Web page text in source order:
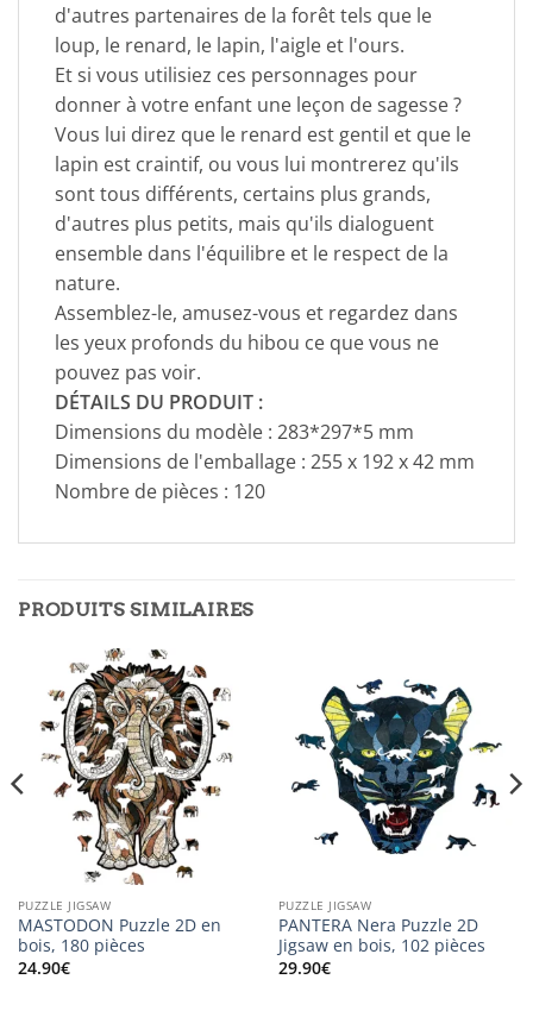
d'autres partenaires de la forêt tels que le
loup, le renard, le lapin, l'aigle et l'ours.
Et si vous utilisiez ces personnages pour
donner à votre enfant une leçon de sagesse ?
Vous lui direz que le renard est gentil et que le
lapin est craintif, ou vous lui montrerez qu'ils
sont tous différents, certains plus grands,
d'autres plus petits, mais qu'ils dialoguent
ensemble dans l'équilibre et le respect de la
nature.
Assemblez-le, amusez-vous et regardez dans
les yeux profonds du hibou ce que vous ne
pouvez pas voir.
DÉTAILS DU PRODUIT :
Dimensions du modèle : 283*297*5 mm
Dimensions de l'emballage : 255 x 192 x 42 mm
Nombre de pièces : 120
PRODUITS SIMILAIRES
PUZZLE JIGSAW
MASTODON Puzzle 2D en
bois, 180 pièces
24.90€
PUZZLE JIGSAW
PANTERA Nera Puzzle 2D
Jigsaw en bois, 102 pièces
29.90€